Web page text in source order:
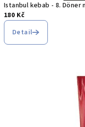
Istanbul kebab - 8. Döner
180 Kč
Detail